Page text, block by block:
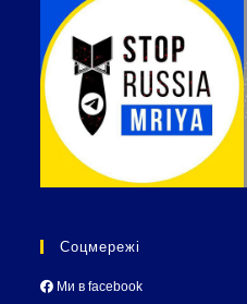
Соцмережі
Ми в facebook